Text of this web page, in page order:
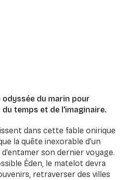
du marin pour
temps et de l'imaginaire.
dans cette fable onirique
la quête inexorable d’un
son dernier voyage.
Éden, le matelot devra
retraverser des villes